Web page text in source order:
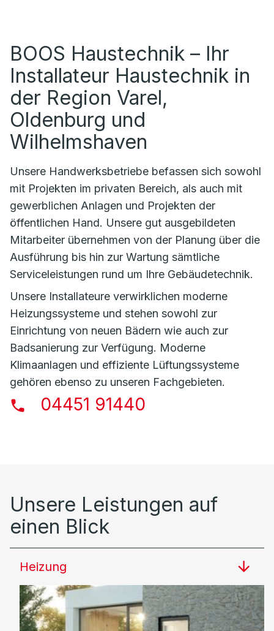
BOOS Haustechnik – Ihr
Installateur Haustechnik in
der Region Varel,
Oldenburg und
Wilhelmshaven
Unsere Handwerksbetriebe befassen sich sowohl
mit Projekten im privaten Bereich, als auch mit
gewerblichen Anlagen und Projekten der
öffentlichen Hand. Unsere gut ausgebildeten
Mitarbeiter übernehmen von der Planung über die
Ausführung bis hin zur Wartung sämtliche
Serviceleistungen rund um Ihre Gebäudetechnik.
Unsere Installateure verwirklichen moderne
Heizungssysteme und stehen sowohl zur
Einrichtung von neuen Bädern wie auch zur
Badsanierung zur Verfügung. Moderne
Klimaanlagen und effiziente Lüftungssysteme
gehören ebenso zu unseren Fachgebieten.
04451 91440
Unsere Leistungen auf
einen Blick
Heizung